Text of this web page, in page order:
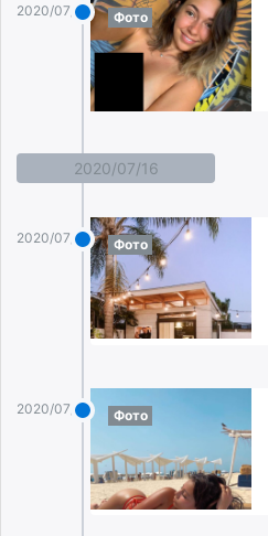
2020/07/17 Фото
2020/07/16
2020/07/16 Фото
2020/07/16 Фото